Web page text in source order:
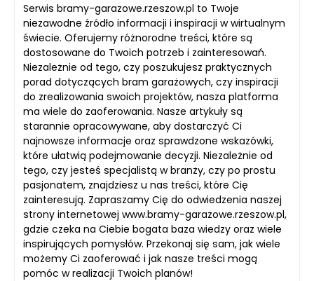
Serwis bramy-garazowe.rzeszow.pl to Twoje
niezawodne źródło informacji i inspiracji w wirtualnym
świecie. Oferujemy różnorodne treści, które są
dostosowane do Twoich potrzeb i zainteresowań.
Niezależnie od tego, czy poszukujesz praktycznych
porad dotyczących bram garażowych, czy inspiracji
do zrealizowania swoich projektów, nasza platforma
ma wiele do zaoferowania. Nasze artykuły są
starannie opracowywane, aby dostarczyć Ci
najnowsze informacje oraz sprawdzone wskazówki,
które ułatwią podejmowanie decyzji. Niezależnie od
tego, czy jesteś specjalistą w branży, czy po prostu
pasjonatem, znajdziesz u nas treści, które Cię
zainteresują. Zapraszamy Cię do odwiedzenia naszej
strony internetowej www.bramy-garazowe.rzeszow.pl,
gdzie czeka na Ciebie bogata baza wiedzy oraz wiele
inspirujących pomysłów. Przekonaj się sam, jak wiele
możemy Ci zaoferować i jak nasze treści mogą
pomóc w realizacji Twoich planów!